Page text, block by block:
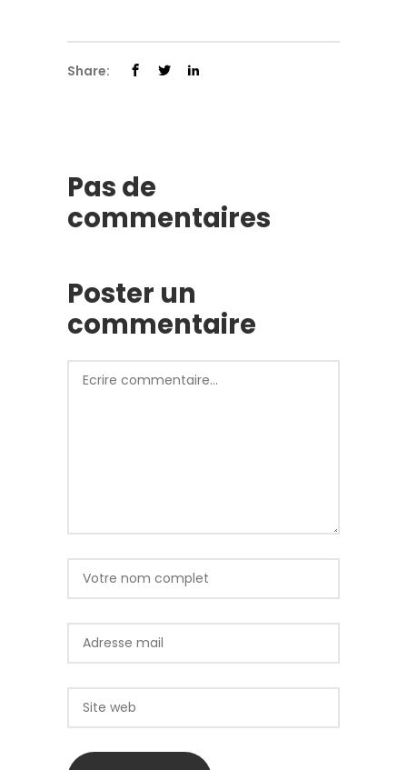
Share:
Pas de
commentaires
Poster un
commentaire